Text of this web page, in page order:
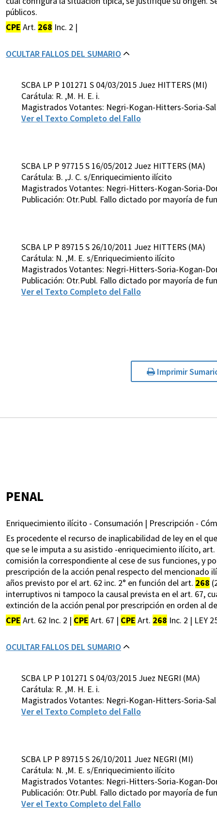
públicos.
CPE Art. 268 Inc. 2 |
OCULTAR FALLOS DEL SUMARIO
SCBA LP P 101271 S 04/03/2015 Juez HITTERS (MI)
Carátula: R. ,M. H. E. i.
Magistrados Votantes: Negri-Kogan-Hitters-Soria-
Ver el Texto Completo del Fallo
SCBA LP P 97715 S 16/05/2012 Juez HITTERS (MA)
Carátula: B. ,J. C. s/Enriquecimiento ilícito
Magistrados Votantes: Negri-Hitters-Kogan-Soria-
Publicación: Otr.Publ. Fallo dictado por mayoría de
SCBA LP P 89715 S 26/10/2011 Juez HITTERS (MA)
Carátula: N. ,M. E. s/Enriquecimiento ilícito
Magistrados Votantes: Negri-Hitters-Soria-Kogan-
Publicación: Otr.Publ. Fallo dictado por mayoría de
Ver el Texto Completo del Fallo
Imprimir
PENAL
Enriquecimiento ilícito - Consumación | Prescripción -
Es procedente el recurso de inaplicabilidad de ley en el
que se le imputa a su asistido -enriquecimiento ilícito, art.
comisión la correspondiente al cese de sus funciones, y
prescripción de la acción penal respecto del mencionado
años previsto por el art. 62 inc. 2° en función del art. 268
interruptivos ni tampoco la causal prevista en el art. 67,
extinción de la acción penal por prescripción en orden al
CPE Art. 62 Inc. 2 | CPE Art. 67 | CPE Art. 268 Inc. 2 | LEY
OCULTAR FALLOS DEL SUMARIO
SCBA LP P 101271 S 04/03/2015 Juez NEGRI (MA)
Carátula: R. ,M. H. E. i.
Magistrados Votantes: Negri-Kogan-Hitters-Soria-
Ver el Texto Completo del Fallo
SCBA LP P 89715 S 26/10/2011 Juez NEGRI (MI)
Carátula: N. ,M. E. s/Enriquecimiento ilícito
Magistrados Votantes: Negri-Hitters-Soria-Kogan-
Publicación: Otr.Publ. Fallo dictado por mayoría de
Ver el Texto Completo del Fallo